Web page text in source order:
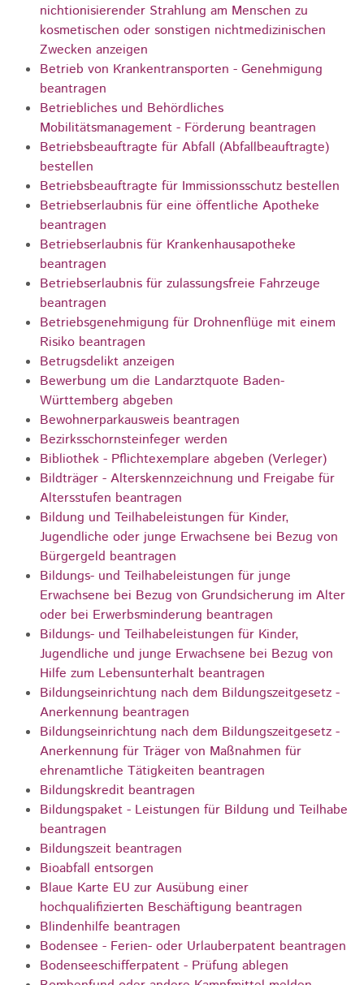
nichtionisierender Strahlung am Menschen zu
kosmetischen oder sonstigen nichtmedizinischen
Zwecken anzeigen
Betrieb von Krankentransporten - Genehmigung
beantragen
Betriebliches und Behördliches
Mobilitätsmanagement - Förderung beantragen
Betriebsbeauftragte für Abfall (Abfallbeauftragte)
bestellen
Betriebsbeauftragte für Immissionsschutz bestellen
Betriebserlaubnis für eine öffentliche Apotheke
beantragen
Betriebserlaubnis für Krankenhausapotheke
beantragen
Betriebserlaubnis für zulassungsfreie Fahrzeuge
beantragen
Betriebsgenehmigung für Drohnenflüge mit einem
Risiko beantragen
Betrugsdelikt anzeigen
Bewerbung um die Landarztquote Baden-
Württemberg abgeben
Bewohnerparkausweis beantragen
Bezirksschornsteinfeger werden
Bibliothek - Pflichtexemplare abgeben (Verleger)
Bildträger - Alterskennzeichnung und Freigabe für
Altersstufen beantragen
Bildung und Teilhabeleistungen für Kinder,
Jugendliche oder junge Erwachsene bei Bezug von
Bürgergeld beantragen
Bildungs- und Teilhabeleistungen für junge
Erwachsene bei Bezug von Grundsicherung im Alter
oder bei Erwerbsminderung beantragen
Bildungs- und Teilhabeleistungen für Kinder,
Jugendliche und junge Erwachsene bei Bezug von
Hilfe zum Lebensunterhalt beantragen
Bildungseinrichtung nach dem Bildungszeitgesetz -
Anerkennung beantragen
Bildungseinrichtung nach dem Bildungszeitgesetz -
Anerkennung für Träger von Maßnahmen für
ehrenamtliche Tätigkeiten beantragen
Bildungskredit beantragen
Bildungspaket - Leistungen für Bildung und Teilhabe
beantragen
Bildungszeit beantragen
Bioabfall entsorgen
Blaue Karte EU zur Ausübung einer
hochqualifizierten Beschäftigung beantragen
Blindenhilfe beantragen
Bodensee - Ferien- oder Urlauberpatent beantragen
Bodenseeschifferpatent - Prüfung ablegen